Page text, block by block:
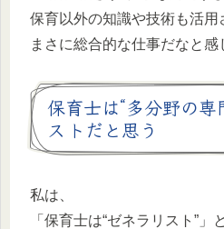
保育以外の知識や技術も活用
まさに総合的な仕事だなと感
保育士は“多分野の
ストだと思う
私は、
「保育士は“ゼネラリスト”